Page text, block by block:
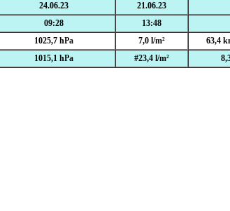
24.06.23 21.06.23
09:28 13:48
1025,7 hPa 7,0 l/m² 63,4
1015,1 hPa #23,4 l/m²